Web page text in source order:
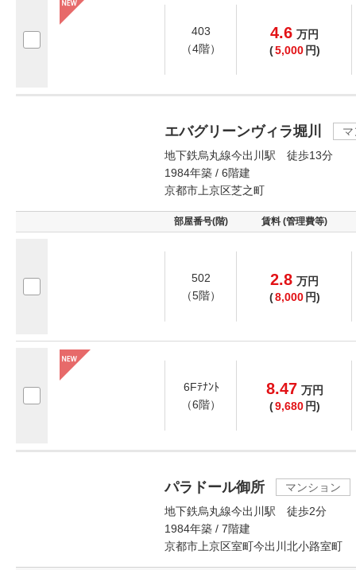
403
（4階）
4.6 万円
(5,000 円)
エバグリーンヴィラ堀川
地下鉄烏丸線今出川駅 徒歩13分
1984年築 / 6階建
京都市上京区芝之町
部屋番号(階) 賃料 (管理費等)
502
（5階）
2.8 万円
(8,000 円)
6Fﾃﾅﾝﾄ
（6階）
8.47 万円
(9,680 円)
パラドール御所
マンション
地下鉄烏丸線今出川駅 徒歩2分
1984年築 / 7階建
京都市上京区室町今出川北小路室町